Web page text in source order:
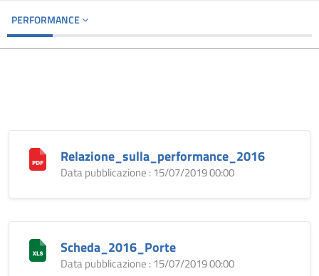
PERFORMANCE
Relazione_sulla_performance_2016
Data pubblicazione : 15/07/2019 00:00
Scheda_2016_Porte
Data pubblicazione : 15/07/2019 00:00